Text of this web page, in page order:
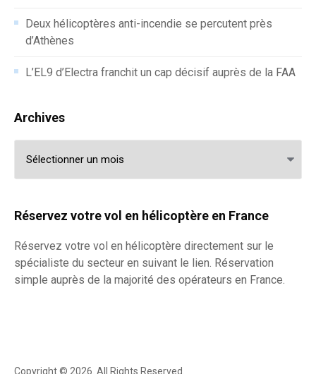
Deux hélicoptères anti-incendie se percutent près
d’Athènes
L’EL9 d’Electra franchit un cap décisif auprès de la FAA
Archives
Réservez votre vol en hélicoptère en France
Réservez votre vol en hélicoptère directement sur le
spécialiste du secteur en suivant le lien. Réservation
simple auprès de la majorité des opérateurs en France.
Copyright © 2026. All Rights Reserved.